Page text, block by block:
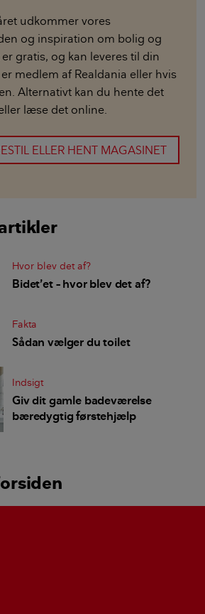
udkommer vores
og inspiration om bolig og
gratis, og kan leveres til din
medlem af Realdania eller hvis
Alternativt kan du hente det
læse det online.
ELLER HENT MAGASINET
Hvor blev det af?
Bidet’et – hvor blev det af?
Fakta
Sådan vælger du toilet
Indsigt
Giv dit gamle badeværelse
bæredygtig førstehjælp